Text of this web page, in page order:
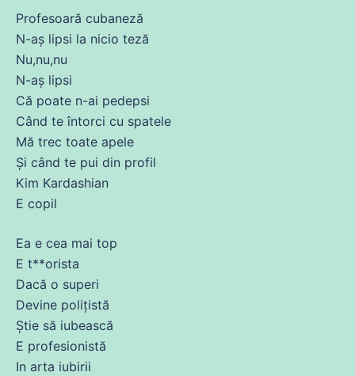
Profesoară cubaneză
N-aș lipsi la nicio teză
Nu,nu,nu
N-aș lipsi
Că poate n-ai pedepsi
Când te întorci cu spatele
Mă trec toate apele
Și când te pui din profil
Kim Kardashian
E copil
Ea e cea mai top
E t**orista
Dacă o superi
Devine polițistă
Știe să iubească
E profesionistă
In arta iubirii